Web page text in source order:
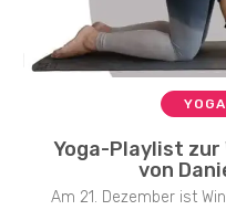
Yoga-Playlist zur
von
Am 21. Dezember ist